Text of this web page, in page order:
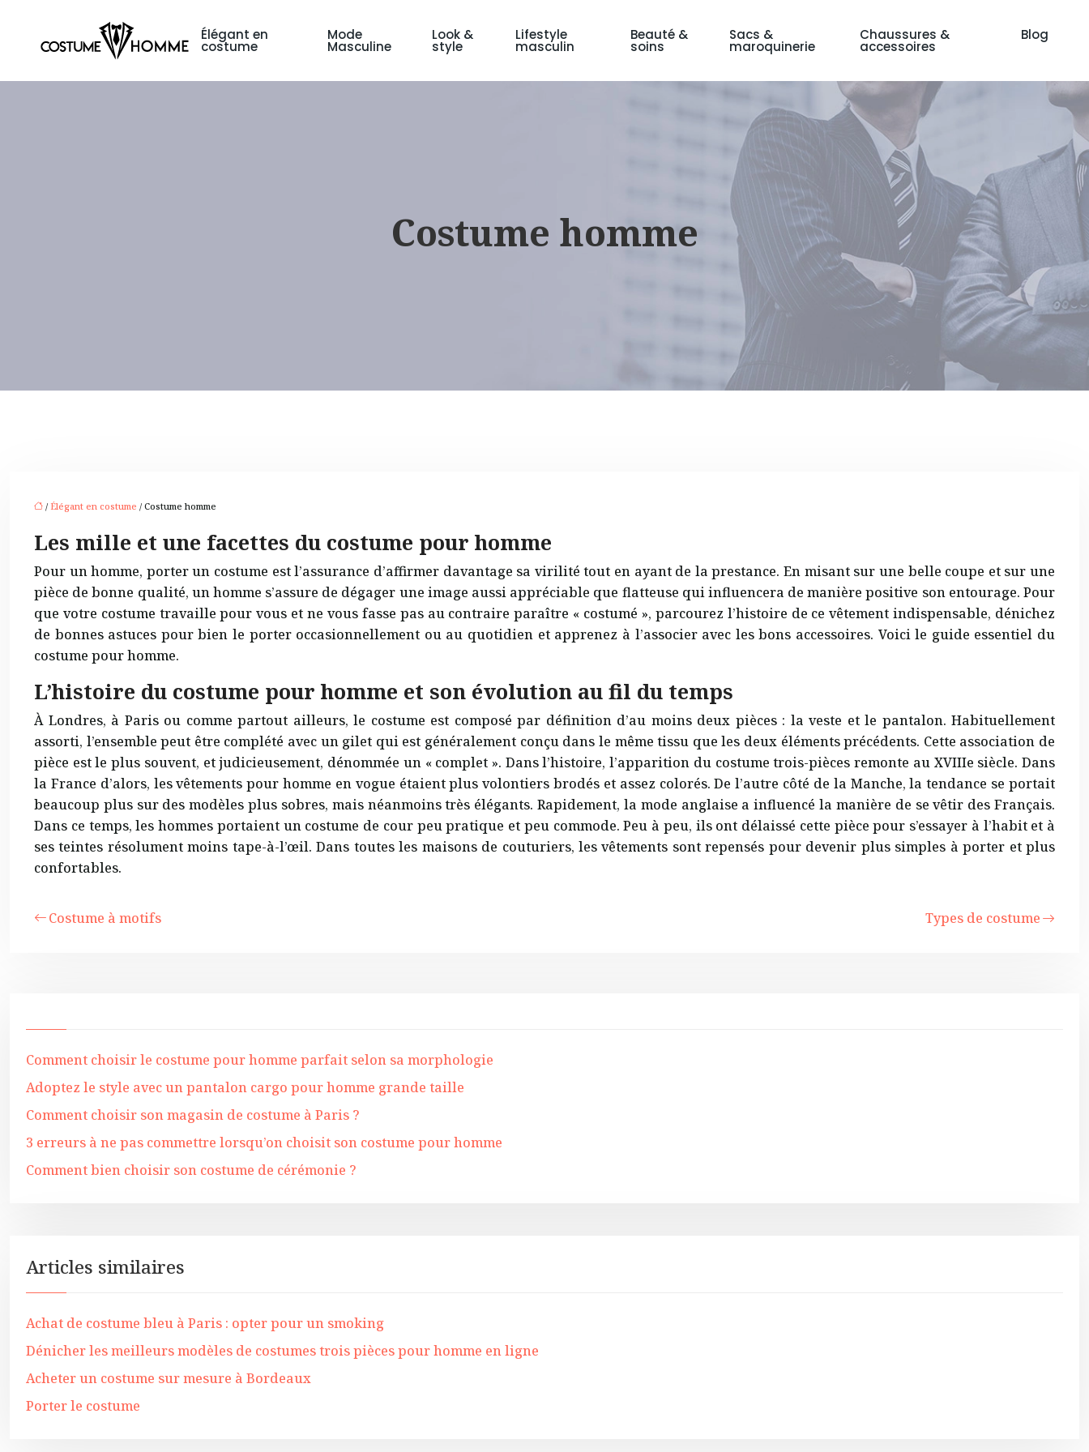
Élégant en
costume
Mode
Masculine
Look &
style
Lifestyle
masculin
Beauté &
soins
Sacs &
maroquinerie
Chaussures &
accessoires
Blog
Costume homme
/ Élégant en costume / Costume homme
Les mille et une facettes du costume pour homme
Pour un homme, porter un costume est l’assurance d’affirmer davantage sa virilité tout en ayant de la prestance. En misant sur une belle coupe et sur une
pièce de bonne qualité, un homme s’assure de dégager une image aussi appréciable que flatteuse qui influencera de manière positive son entourage. Pour
que votre costume travaille pour vous et ne vous fasse pas au contraire paraître « costumé », parcourez l’histoire de ce vêtement indispensable, dénichez
de bonnes astuces pour bien le porter occasionnellement ou au quotidien et apprenez à l’associer avec les bons accessoires. Voici le guide essentiel du
costume pour homme.
L’histoire du costume pour homme et son évolution au fil du temps
À Londres, à Paris ou comme partout ailleurs, le costume est composé par définition d’au moins deux pièces : la veste et le pantalon. Habituellement
assorti, l’ensemble peut être complété avec un gilet qui est généralement conçu dans le même tissu que les deux éléments précédents. Cette association de
pièce est le plus souvent, et judicieusement, dénommée un « complet ». Dans l’histoire, l’apparition du costume trois-pièces remonte au XVIIIe siècle. Dans
la France d’alors, les vêtements pour homme en vogue étaient plus volontiers brodés et assez colorés. De l’autre côté de la Manche, la tendance se portait
beaucoup plus sur des modèles plus sobres, mais néanmoins très élégants. Rapidement, la mode anglaise a influencé la manière de se vêtir des Français.
Dans ce temps, les hommes portaient un costume de cour peu pratique et peu commode. Peu à peu, ils ont délaissé cette pièce pour s’essayer à l’habit et à
ses teintes résolument moins tape-à-l’œil. Dans toutes les maisons de couturiers, les vêtements sont repensés pour devenir plus simples à porter et plus
confortables.
Costume à motifs Types de costume
Comment choisir le costume pour homme parfait selon sa morphologie
Adoptez le style avec un pantalon cargo pour homme grande taille
Comment choisir son magasin de costume à Paris ?
3 erreurs à ne pas commettre lorsqu’on choisit son costume pour homme
Comment bien choisir son costume de cérémonie ?
Articles similaires
Achat de costume bleu à Paris : opter pour un smoking
Dénicher les meilleurs modèles de costumes trois pièces pour homme en ligne
Acheter un costume sur mesure à Bordeaux
Porter le costume